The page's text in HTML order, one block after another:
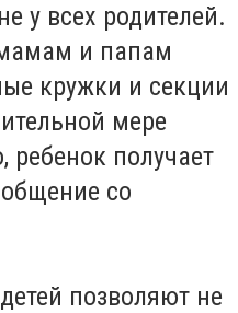
у всех родителей.
и папам
кружки и секции
мере
ребенок получает
со
позволяют не